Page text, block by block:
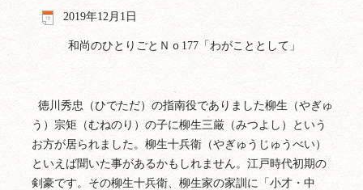
2019年12月1日
和尚のひとりごとＮｏ177「わがこととして」
徳川秀忠（ひでただ）の指南役でありました柳生（やぎゅ
う）宗矩（むねのり）の子に柳生三厳（みつよし）という
お方が居られました。柳生十兵衛（やぎゅうじゅうべい）
といえば聞いた事があるかもしれません。江戸時代初期の
剣豪です。その柳生十兵衛、柳生家の家訓に「小才・中